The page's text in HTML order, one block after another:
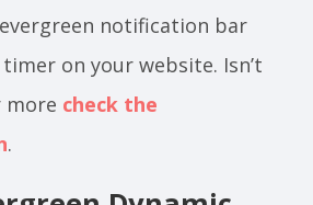
notification bar
on your website. Isn’t
more check the
.